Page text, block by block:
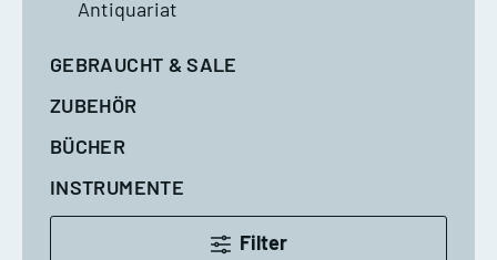
Antiquariat
GEBRAUCHT & SALE
ZUBEHÖR
BÜCHER
INSTRUMENTE
Filter